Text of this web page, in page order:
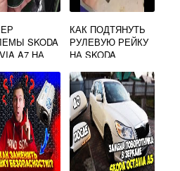
SKODA
A7 НА
КАК ПОДТЯНУТЬ
РУЛЕВУЮ РЕЙКУ
НА SKODA